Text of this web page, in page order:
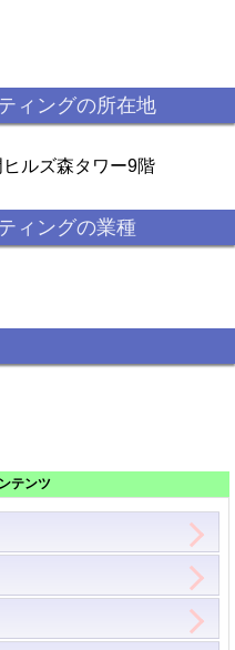
ィングの所在地
ルズ森タワー9階
ィングの業種
テンツ